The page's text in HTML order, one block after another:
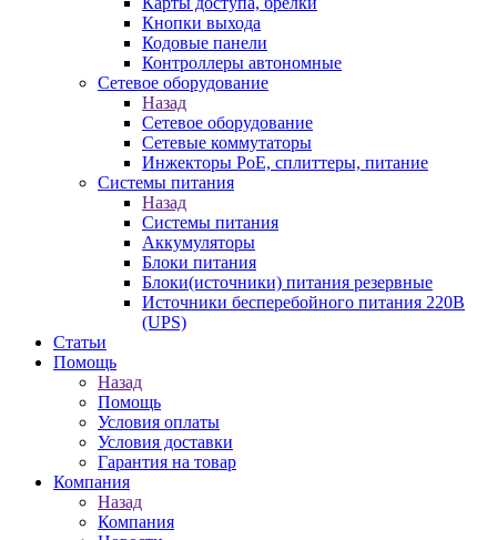
Кнопки выхода
Кодовые панели
Контроллеры автономные
Сетевое оборудование
Назад
Сетевое оборудование
Сетевые коммутаторы
Инжекторы РоЕ, сплиттеры, питание
Системы питания
Назад
Системы питания
Аккумуляторы
Блоки питания
Блоки(источники) питания резервные
Источники бесперебойного питания 220В
(UPS)
Статьи
Помощь
Назад
Помощь
Условия оплаты
Условия доставки
Гарантия на товар
Компания
Назад
Компания